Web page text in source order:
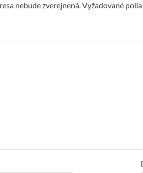
nebude zverejnená.Vyžadované